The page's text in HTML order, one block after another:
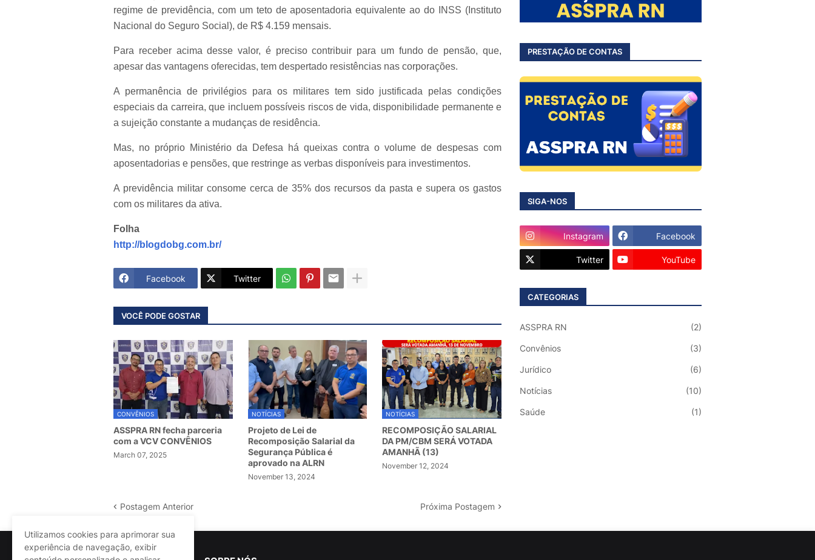
regime de previdência, com um teto de aposentadoria equivalente ao do INSS (Instituto
Nacional do Seguro Social), de R$ 4.159 mensais.
Para receber acima desse valor, é preciso contribuir para um fundo de pensão, que,
apesar das vantagens oferecidas, tem despertado resistências nas corporações.
A permanência de privilégios para os militares tem sido justificada pelas condições
especiais da carreira, que incluem possíveis riscos de vida, disponibilidade permanente e
a sujeição constante a mudanças de residência.
Mas, no próprio Ministério da Defesa há queixas contra o volume de despesas com
aposentadorias e pensões, que restringe as verbas disponíveis para investimentos.
A previdência militar consome cerca de 35% dos recursos da pasta e supera os gastos
com os militares da ativa.
Folha
http://blogdobg.com.br/
Facebook Twitter
VOCÊ PODE GOSTAR
CONVÊNIOS
ASSPRA RN fecha parceria
com a VCV CONVÊNIOS
March 07, 2025
NOTÍCIAS
Projeto de Lei de
Recomposição Salarial da
Segurança Pública é
aprovado na ALRN
November 13, 2024
NOTÍCIAS
RECOMPOSIÇÃO SALARIAL
DA PM/CBM SERÁ VOTADA
AMANHÃ (13)
November 12, 2024
Postagem Anterior Próxima Postagem
PRESTAÇÃO DE CONTAS
SIGA-NOS
Instagram Facebook
Twitter YouTube
CATEGORIAS
ASSPRA RN (2)
Convênios (3)
Jurídico (6)
Notícias (10)
Saúde (1)
Utilizamos cookies para aprimorar sua
experiência de navegação, exibir